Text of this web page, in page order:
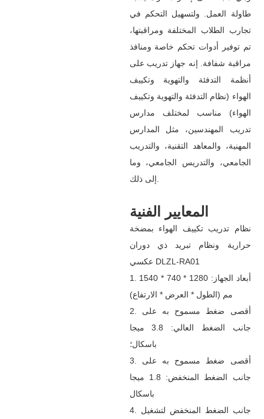
طاولة العمل. ولتسهيل التحكم في
تجارب الطلاب المختلفة ومراقبتها،
تم توفير أدوات تحكم خاصة ومنافذ
مراقبة شفافة. إنه جهاز تدريب على
أنظمة التدفئة والتهوية وتكييف
الهواء (نظام التدفئة والتهوية وتكييف
الهواء) مناسب لمختلف مدارس
تدريب المهندسين، مثل المدارس
المهنية، والمعاهد التقنية، والتدريب
الجامعي، والتدريس الجامعي، وما
المعايير الفنية
نظام تدريب تكييف الهواء بمضخة
حرارية ونظام تبريد ذي دوران
عكسي DLZL-RA01
1. أبعاد الجهاز: 1280 * 740 * 1540
2. أقصى ضغط مسموح به على
جانب الضغط العالي: 3.8 ميجا
باسكال؛
3. أقصى ضغط مسموح به على
جانب الضغط المنخفض: 1.8 ميجا
باسكال
4. جانب الضغط المنخفض لتشغيل